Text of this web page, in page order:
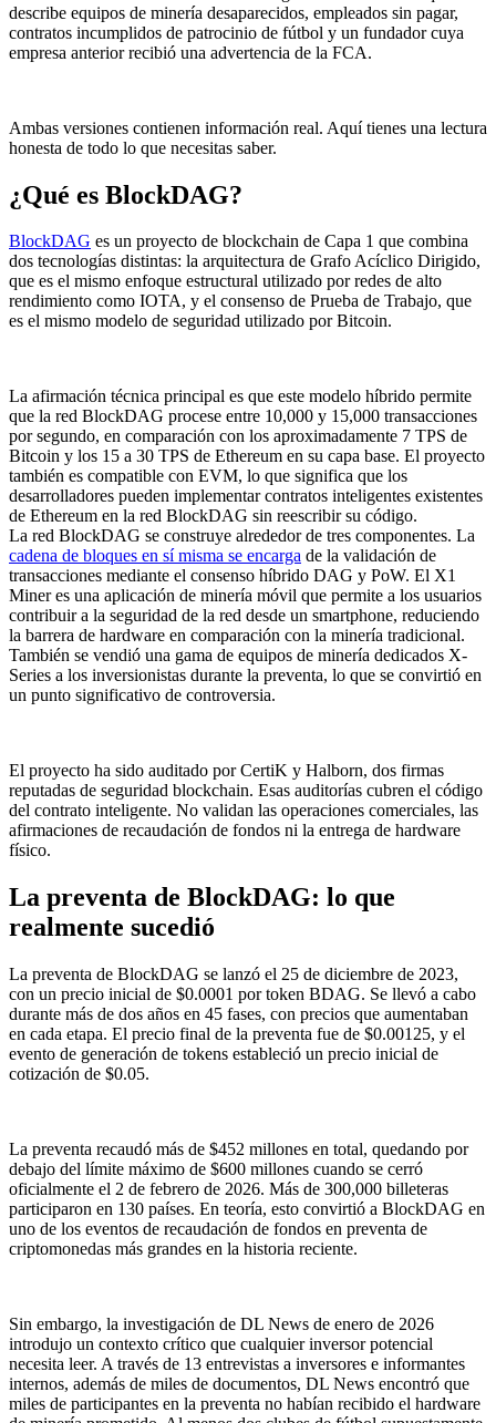
describe equipos de minería desaparecidos, empleados sin pagar,
contratos incumplidos de patrocinio de fútbol y un fundador cuya
empresa anterior recibió una advertencia de la FCA.
Ambas versiones contienen información real. Aquí tienes una lectura
honesta de todo lo que necesitas saber.
¿Qué es BlockDAG?
BlockDAG es un proyecto de blockchain de Capa 1 que combina
dos tecnologías distintas: la arquitectura de Grafo Acíclico Dirigido,
que es el mismo enfoque estructural utilizado por redes de alto
rendimiento como IOTA, y el consenso de Prueba de Trabajo, que
es el mismo modelo de seguridad utilizado por Bitcoin.
La afirmación técnica principal es que este modelo híbrido permite
que la red BlockDAG procese entre 10,000 y 15,000 transacciones
por segundo, en comparación con los aproximadamente 7 TPS de
Bitcoin y los 15 a 30 TPS de Ethereum en su capa base. El proyecto
también es compatible con EVM, lo que significa que los
desarrolladores pueden implementar contratos inteligentes existentes
de Ethereum en la red BlockDAG sin reescribir su código.
La red BlockDAG se construye alrededor de tres componentes. La
cadena de bloques en sí misma se encarga de la validación de
transacciones mediante el consenso híbrido DAG y PoW. El X1
Miner es una aplicación de minería móvil que permite a los usuarios
contribuir a la seguridad de la red desde un smartphone, reduciendo
la barrera de hardware en comparación con la minería tradicional.
También se vendió una gama de equipos de minería dedicados X-
Series a los inversionistas durante la preventa, lo que se convirtió en
un punto significativo de controversia.
El proyecto ha sido auditado por CertiK y Halborn, dos firmas
reputadas de seguridad blockchain. Esas auditorías cubren el código
del contrato inteligente. No validan las operaciones comerciales, las
afirmaciones de recaudación de fondos ni la entrega de hardware
físico.
La preventa de BlockDAG: lo que
realmente sucedió
La preventa de BlockDAG se lanzó el 25 de diciembre de 2023,
con un precio inicial de $0.0001 por token BDAG. Se llevó a cabo
durante más de dos años en 45 fases, con precios que aumentaban
en cada etapa. El precio final de la preventa fue de $0.00125, y el
evento de generación de tokens estableció un precio inicial de
cotización de $0.05.
La preventa recaudó más de $452 millones en total, quedando por
debajo del límite máximo de $600 millones cuando se cerró
oficialmente el 2 de febrero de 2026. Más de 300,000 billeteras
participaron en 130 países. En teoría, esto convirtió a BlockDAG en
uno de los eventos de recaudación de fondos en preventa de
criptomonedas más grandes en la historia reciente.
Sin embargo, la investigación de DL News de enero de 2026
introdujo un contexto crítico que cualquier inversor potencial
necesita leer. A través de 13 entrevistas a inversores e informantes
internos, además de miles de documentos, DL News encontró que
miles de participantes en la preventa no habían recibido el hardware